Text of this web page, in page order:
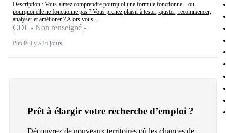
Description : Vous aimez comprendre pourquoi une formule fonctionne... ou
pourquoi elle ne fonctionne pas ? Vous prenez plaisir à tester, ajuster, recommencer,
analyser et améliorer ? Alors vous...
CDI - Non renseigné
Publié il y a 16 jours
Prêt à élargir votre recherche d’emploi ?